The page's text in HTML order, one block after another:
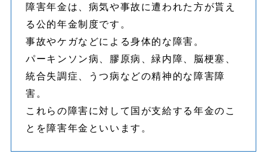
障害年金は、病気や事故に遭われた方が貰え
る公的年金制度です。
事故やケガなどによる身体的な障害。
パーキンソン病、膠原病、緑内障、脳梗塞、
統合失調症、うつ病などの精神的な障害障
害。
これらの障害に対して国が支給する年金のこ
とを障害年金といいます。